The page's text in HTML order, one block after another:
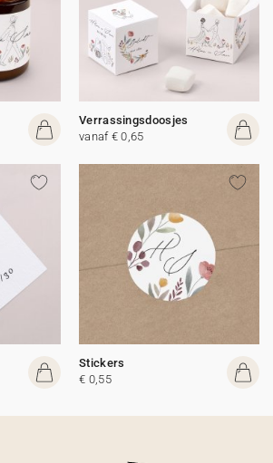
Verrassingsdoosjes
vanaf € 0,65
Stickers
€ 0,55